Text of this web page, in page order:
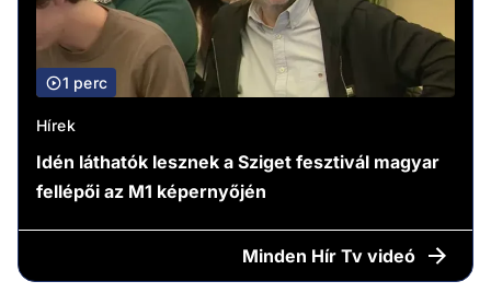
1 perc
Hírek
Idén láthatók lesznek a Sziget fesztivál magyar
fellépői az M1 képernyőjén
Minden Hír Tv videó